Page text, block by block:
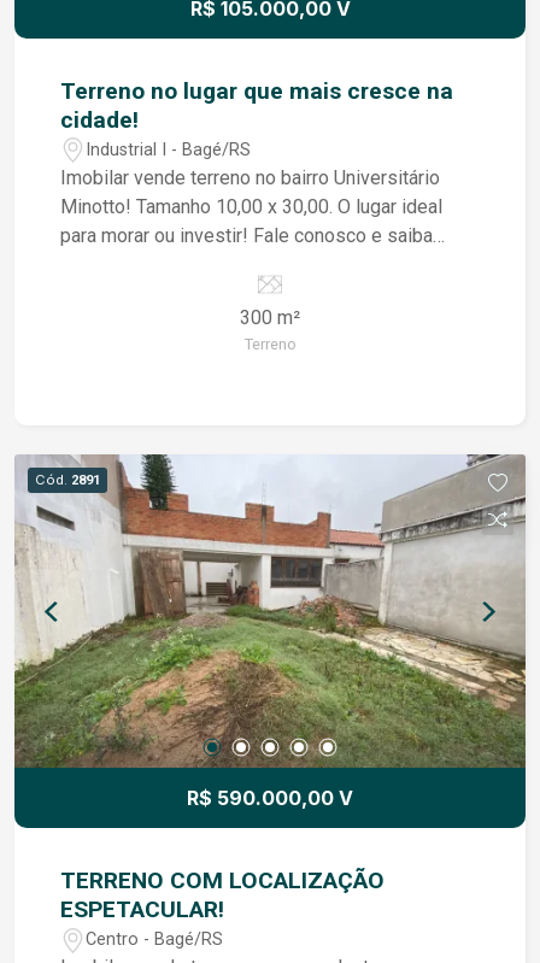
R$ 105.000,00 V
Terreno no lugar que mais cresce na
cidade!
Industrial I - Bagé/RS
Imobilar vende terreno no bairro Universitário
Minotto! Tamanho 10,00 x 30,00. O lugar ideal
para morar ou investir! Fale conosco e saiba
300 m²
Terreno
Cód. 2891
R$ 590.000,00 V
TERRENO COM LOCALIZAÇÃO
ESPETACULAR!
Centro - Bagé/RS